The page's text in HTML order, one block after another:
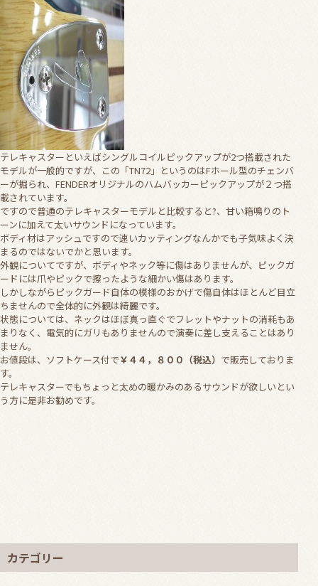
テレキャスターといえばシングルコイルピックアップが2つ搭載された
モデルが一般的ですが、この「TN72」というのはFホール型のチェンバ
ーが掘られ、FENDERオリジナルのハムバッカーピックアップが２つ搭
載されています。
ですので普通のテレキャスターモデルと比較すると?、甘い箱鳴りのト
ーンに加えて太いサウンドになっています。
ボディ材はアッシュですので速いカッティングなんかでも子気味よく決
まるのではないでかと思います。
外観についてですが、ボディやネック等に傷はありませんが、ピックガ
ードには爪やピックで擦ったような細かい傷はあります。
しかしながらピックガード自体の模様のおかげで傷自体はほとんど目立
ちませんので全体的に外観は綺麗です。
状態については、ネックはほぼ真っ直ぐでフレットやナットの消耗もあ
まりなく、電気的にガリもありませんので演奏に差し支えることはあり
ません。
お値段は、ソフトケース付で￥４４，８００（税込） で販売しておりま
す。
テレキャスターでもちょっと太めの暖かみのあるサウンドが欲しいとい
う方に是非お勧めです。
カテゴリー